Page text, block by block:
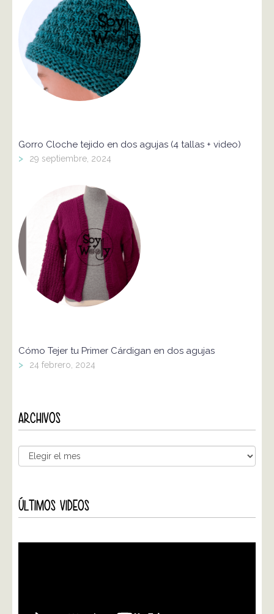
Gorro Cloche tejido en dos agujas (4 tallas + video)
> 29 septiembre, 2024
Cómo Tejer tu Primer Cárdigan en dos agujas
> 24 febrero, 2024
ARCHIVOS
ÚLTIMOS VIDEOS